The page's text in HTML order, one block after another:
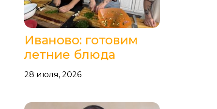
Иваново: готовим
летние блюда
28 июля, 2026